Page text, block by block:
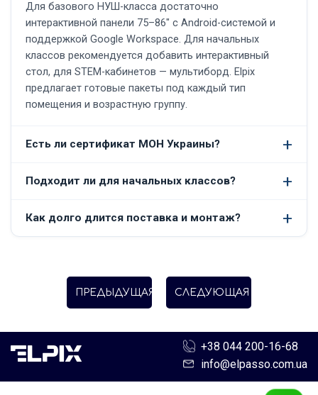
Для базового НУШ-класса достаточно
интерактивной панели 75–86" с Android-системой и
поддержкой Google Workspace. Для начальных
классов рекомендуется добавить интерактивный
стол, для STEM-кабинетов — мультиборд. Elpix
предлагает готовые пакеты под каждый тип
помещения и возрастную группу.
Есть ли сертификат МОН Украины?
Подходит ли для начальных классов?
Как долго длится поставка и монтаж?
ПРЕДЫДУЩАЯ СЛЕДУЮЩАЯ
+38 044 200-16-68
info@elpasso.com.ua